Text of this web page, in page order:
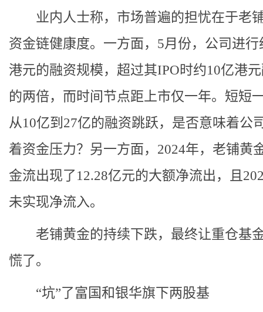
业内人士称，市场普遍的担忧在于老
资金链健康度。一方面，5月份，公司进行
港元的融资规模，超过其IPO时约10亿港
的两倍，而时间节点距上市仅一年。短短
从10亿到27亿的融资跳跃，是否意味着公
着资金压力？另一方面，2024年，老铺黄
金流出现了12.28亿元的大额净流出，且
未实现净流入。
老铺黄金的持续下跌，最终让重仓基
慌了。
“坑”了富国和银华旗下两股基